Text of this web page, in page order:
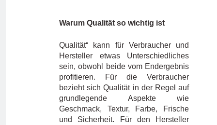
Warum Qualität so wichtig ist
Qualität“ kann für Verbraucher und
Hersteller etwas Unterschiedliches
sein, obwohl beide vom Endergebnis
profitieren. Für die Verbraucher
bezieht sich Qualität in der Regel auf
grundlegende Aspekte wie
Geschmack, Textur, Farbe, Frische
und Sicherheit. Für den Hersteller